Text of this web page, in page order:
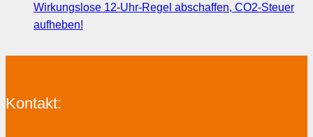
Wirkungslose 12-Uhr-Regel abschaffen, CO2-Steuer
aufheben!
Kontakt: